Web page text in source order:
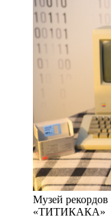
Музей
«ТИТИКАКА»